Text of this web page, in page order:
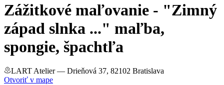
Zážitkové maľovanie - "Zimný
západ slnka ..." maľba,
spongie, špachtľa
LART Atelier— Drieňová 37, 82102 Bratislava
Otvoriť v mape